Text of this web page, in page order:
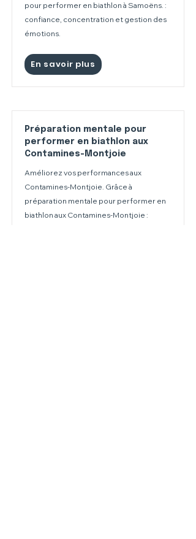
pour performer en biathlon à Samoëns. :
confiance, concentration et gestion des
émotions.
En savoir plus
Préparation mentale pour
performer en biathlon aux
Contamines-Montjoie
Améliorez vos performances aux
Contamines-Montjoie. Grâce à
préparation mentale pour performer en
biathlon aux Contamines-Montjoie :